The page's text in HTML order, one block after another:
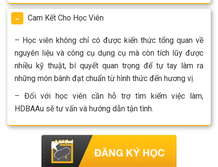
Cam Kết Cho Học Viên
– Học viên không chỉ có được kiến thức tổng quan về
nguyên liệu và công cụ dụng cụ mà còn tích lũy được
nhiều kỹ thuật, bí quyết quan trọng để tự tay làm ra
những món bánh đạt chuẩn từ hình thức đến hương vị.
– Đối với học viên cần hỗ trợ tìm kiếm việc làm,
HDBAAu sẽ tư vấn và hướng dẫn tận tình.